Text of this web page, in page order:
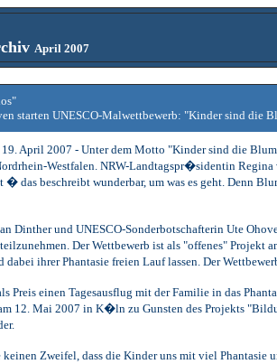
April 2007
starten UNESCO-Malwettbewerb: "Kinder sind die
April 2007 - Unter dem Motto "Kinder sind die
Westfalen. NRW-Landtagspr�sidentin
� das beschreibt wunderbar, um was es geht. Denn
Dinther und UNESCO-Sonderbotschafterin Ute
Der Wettbewerb ist als "offenes"
dabei ihrer Phantasie freien Lauf lassen. Der
Preis einen Tagesausflug mit der Familie in das
12. Mai 2007 in K�ln zu Gunsten des Projekts
keinen Zweifel, dass die Kinder uns mit viel